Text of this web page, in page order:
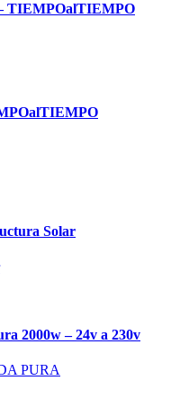
TIEMPOalTIEMPO
Solar
2000w – 24v a 230v
PURA